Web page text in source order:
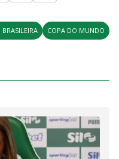
BRASILEIRA COPA DO MUNDO